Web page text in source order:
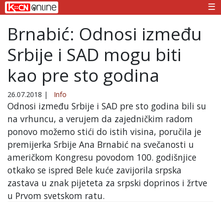
☰
Brnabić: Odnosi između
Srbije i SAD mogu biti
kao pre sto godina
26.07.2018 | Info
Odnosi između Srbije i SAD pre sto godina bili su
na vrhuncu, a verujem da zajedničkim radom
ponovo možemo stići do istih visina, poručila je
premijerka Srbije Ana Brnabić na svečanosti u
američkom Kongresu povodom 100. godišnjice
otkako se ispred Bele kuće zavijorila srpska
zastava u znak pijeteta za srpski doprinos i žrtve
u Prvom svetskom ratu.